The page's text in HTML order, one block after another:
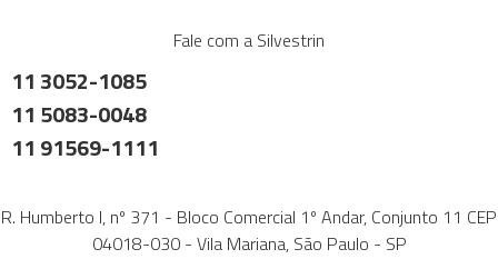
Fale com a Silvestrin
11 3052-1085
11 5083-0048
11 91569-1111
R. Humberto I, nº 371 - Bloco Comercial 1º Andar, Conjunto 11 CEP
04018-030 - Vila Mariana, São Paulo - SP